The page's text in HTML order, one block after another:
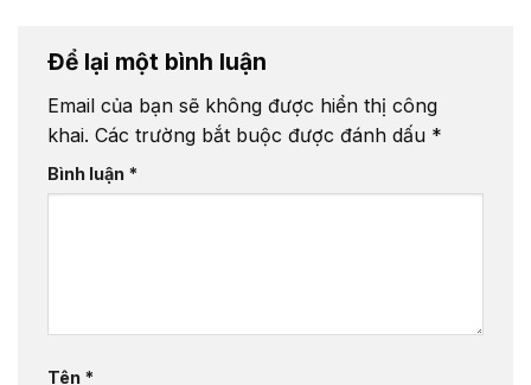
Để lại một bình luận
Email của bạn sẽ không được hiển thị công
khai. Các trường bắt buộc được đánh dấu *
Bình luận *
Tên *